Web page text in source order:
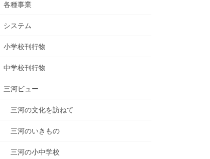
各種事業
システム
小学校刊行物
中学校刊行物
三河ビュー
三河の文化を訪ねて
三河のいきもの
三河の小中学校